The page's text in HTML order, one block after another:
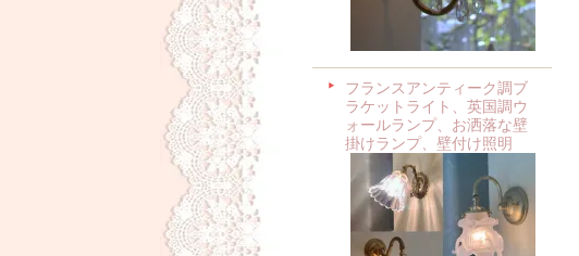
フランスアンティーク調ブ
ラケットライト、英国調ウ
ォールランプ、お洒落な壁
掛けランプ、壁付け照明